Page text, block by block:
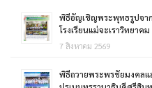
พิธีอัญเชิญพระพุทธรูปจา
โรงเรียนแม่จะเราวิทยาคม
7 สิงหาคม 2569
พิธีถวายพระพรชัยมงคล